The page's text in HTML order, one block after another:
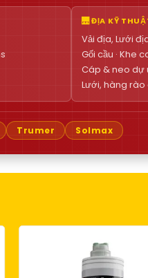
🌉 ĐỊA KỸ
Vải địa, Lưới
Gối cầu · Khe
Cáp & neo dự
Lưới, hàng
Trumer Solmax